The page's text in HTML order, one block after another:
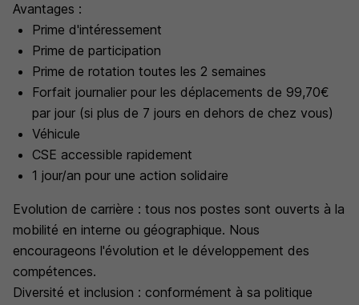
Avantages :
Prime d'intéressement
Prime de participation
Prime de rotation toutes les 2 semaines
Forfait journalier pour les déplacements de 99,70€
par jour (si plus de 7 jours en dehors de chez vous)
Véhicule
CSE accessible rapidement
1 jour/an pour une action solidaire
Evolution de carrière : tous nos postes sont ouverts à la
mobilité en interne ou géographique. Nous
encourageons l'évolution et le développement des
compétences.
Diversité et inclusion : conformément à sa politique